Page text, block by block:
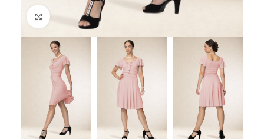
Click to enlarge